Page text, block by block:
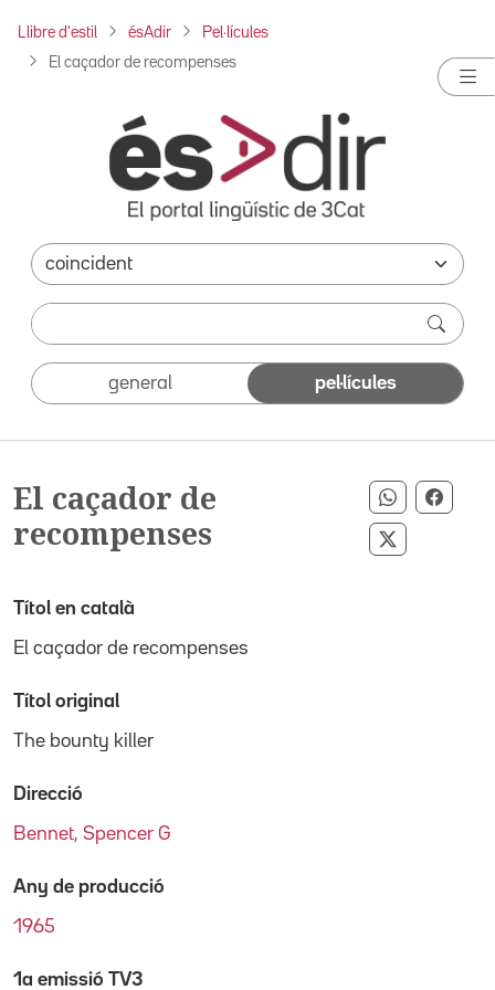
Llibre d'estil ésAdir Pel·lícules
El caçador de recompenses
general pel·lícules
El caçador de
recompenses
Compartir
Compartir
Títol en català
El caçador de recompenses
Títol original
The bounty killer
Direcció
Bennet, Spencer G
Any de producció
1965
1a emissió TV3